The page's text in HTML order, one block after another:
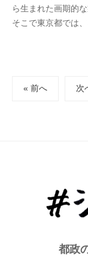
ら生まれた画期的
そこで東京都では
« 前へ 次
都政